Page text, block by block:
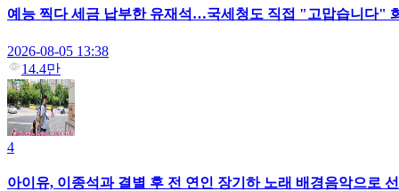
예능 찍다 세금 납부한 유재석…국세청도 직접 "고맙습니다"
2026-08-05 13:38
14.4만
4
아이유, 이종석과 결별 후 전 연인 장기하 노래 배경음악으로